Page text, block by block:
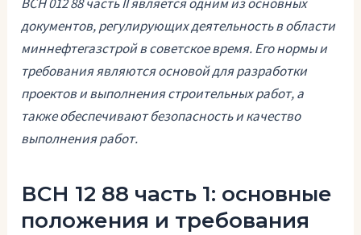
документов, регулирующих деятельность в области
миннефтегазстрой в советское время. Его нормы и
требования являются основой для разработки
проектов и выполнения строительных работ, а
также обеспечивают безопасность и качество
выполнения работ.
ВСН 12 88 часть 1: основные
положения и требования